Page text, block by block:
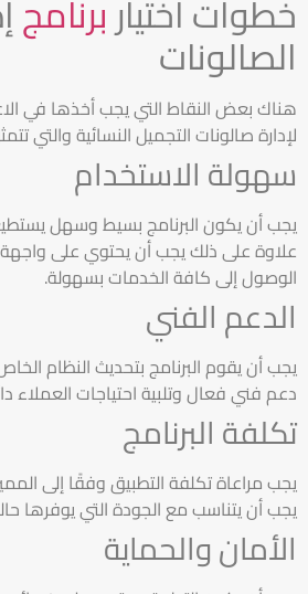
خطوات اختياربرنامج
الصالونات
هناك بعض النقاط التي يجب أخذها في
لإدارة صالونات التجميل النسائية والتي
سهولة الاستخدام
يجب أن يكون البرنامج بسيط وسهل
علاوة على ذلك يجب أن يحتوي على
الوصول إلى كافة الخدمات بسهولة.
الدعم الفني
يجب أن يقوم البرنامج بتحديث النظام
دعم فني فعال وتلبية احتياجات العملاء
تكلفة البرنامج
يجب مراعاة تكلفة التطبيق وفقًا إلى
يجب أن يتناسب مع الجودة التي يوفرها
الأمان والحماية